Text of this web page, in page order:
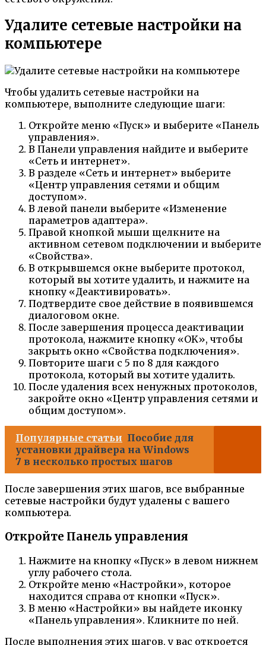
Удалите сетевые настройки на
компьютере
Чтобы удалить сетевые настройки на
компьютере, выполните следующие шаги:
Откройте меню «Пуск» и выберите «Панель
управления».
В Панели управления найдите и выберите
«Сеть и интернет».
В разделе «Сеть и интернет» выберите
«Центр управления сетями и общим
доступом».
В левой панели выберите «Изменение
параметров адаптера».
Правой кнопкой мыши щелкните на
активном сетевом подключении и выберите
«Свойства».
В открывшемся окне выберите протокол,
который вы хотите удалить, и нажмите на
кнопку «Деактивировать».
Подтвердите свое действие в появившемся
диалоговом окне.
После завершения процесса деактивации
протокола, нажмите кнопку «OK», чтобы
закрыть окно «Свойства подключения».
Повторите шаги с 5 по 8 для каждого
протокола, который вы хотите удалить.
После удаления всех ненужных протоколов,
закройте окно «Центр управления сетями и
общим доступом».
Популярные статьи Пособие для
установки драйвера на Windows
7 в несколько простых шагов
После завершения этих шагов, все выбранные
сетевые настройки будут удалены с вашего
компьютера.
Откройте Панель управления
Нажмите на кнопку «Пуск» в левом нижнем
углу рабочего стола.
Откройте меню «Настройки», которое
находится справа от кнопки «Пуск».
В меню «Настройки» вы найдете иконку
«Панель управления». Кликните по ней.
После выполнения этих шагов, у вас откроется